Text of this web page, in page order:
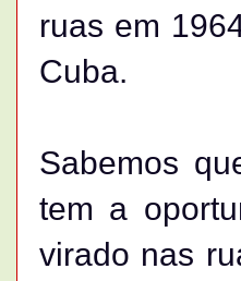
ruas em
Cuba.
Sabemos
tem a
virado nas